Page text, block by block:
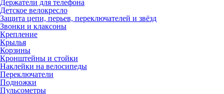
Держатели для телефона
Детское велокресло
Защита цепи, перьев, переключателей и звёзд
Звонки и клаксоны
Крепление
Крылья
Корзины
Кронштейны и стойки
Наклейки на велосипеды
Переключатели
Подножки
Пульсометры